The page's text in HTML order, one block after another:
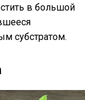
в большой
субстратом.